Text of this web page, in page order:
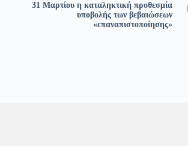
31 Μαρτίου η καταληκτική προθεσμία
υποβολής των βεβαιώσεων
«επαναπιστοποίησης»